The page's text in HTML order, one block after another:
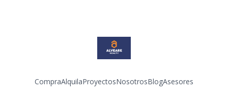
CompraAlquilaProyectosNosotrosBlogAsesores